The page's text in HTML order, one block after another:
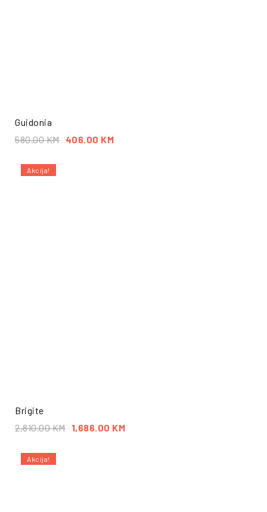
Guidonia
580.00KM 406.00 KM
Akcija!
Brigite
2,810.00KM 1,686.00 KM
Akcija!